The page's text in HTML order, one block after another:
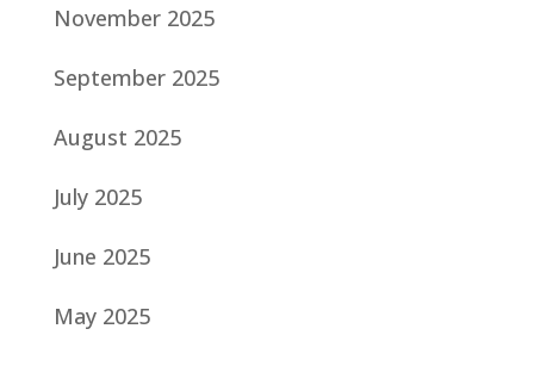
November 2025
September 2025
August 2025
July 2025
June 2025
May 2025